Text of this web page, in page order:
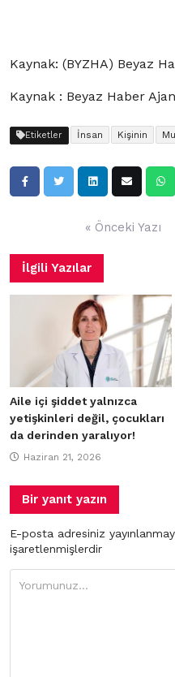
Kaynak: (BYZHA) Beyaz
Kaynak : Beyaz Haber
Etiketler İnsan Kişinin
« Önceki Yazı
İlgili Yazılar
Aile içi şiddet yalnızca
yetişkinleri değil, çocukları
da derinden yaralıyor!
Haziran 21, 2026
Bir yanıt yazın
E-posta adresiniz
işaretlenmişlerdir